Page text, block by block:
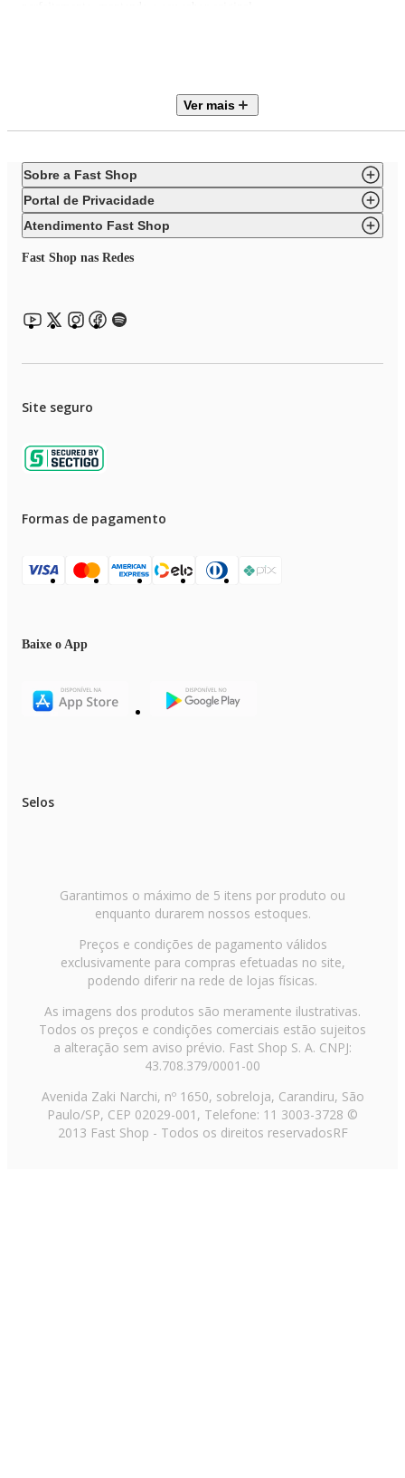
até mesmo pudim de leite, tudo ao toque de um botão.
Smart Diagnosis
Identifique possíveis problemas de funcionamento no seu Micro-Ondas LG
com o APP LG ThinQ.
Ver mais
Sobre a Fast Shop
Portal de Privacidade
Atendimento Fast Shop
Fast Shop nas Redes
Site seguro
Formas de pagamento
Baixe o App
Selos
Garantimos o máximo de 5 itens por produto ou
enquanto durarem nossos estoques.
Preços e condições de pagamento válidos
exclusivamente para compras efetuadas no site,
podendo diferir na rede de lojas físicas.
As imagens dos produtos são meramente ilustrativas.
Todos os preços e condições comerciais estão sujeitos
a alteração sem aviso prévio. Fast Shop S. A. CNPJ:
43.708.379/0001-00
Avenida Zaki Narchi, nº 1650, sobreloja, Carandiru, São
Paulo/SP, CEP 02029-001, Telefone: 11 3003-3728 ©
2013 Fast Shop - Todos os direitos reservadosRF